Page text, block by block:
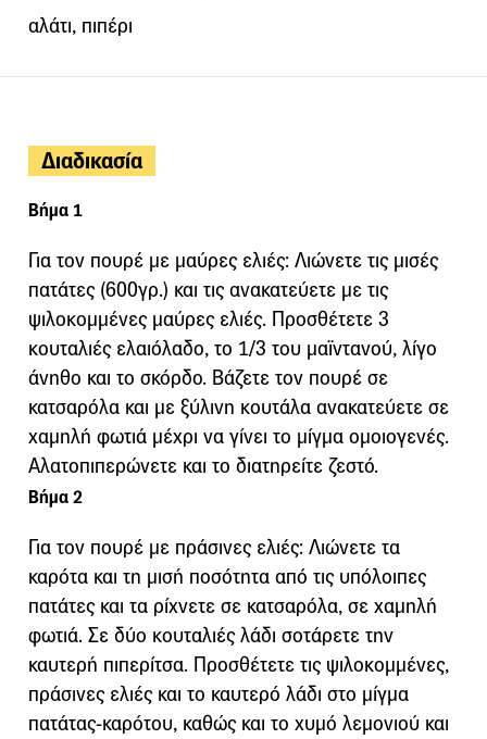
αλάτι, πιπέρι
Διαδικασία
Βήμα 1
Για τον πουρέ με μαύρες ελιές: Λιώνετε τις μισές
πατάτες (600γρ.) και τις ανακατεύετε με τις
ψιλοκομμένες μαύρες ελιές. Προσθέτετε 3
κουταλιές ελαιόλαδο, το 1/3 του μαϊντανού, λίγο
άνηθο και το σκόρδο. Βάζετε τον πουρέ σε
κατσαρόλα και με ξύλινη κουτάλα ανακατεύετε σε
χαμηλή φωτιά μέχρι να γίνει το μίγμα ομοιογενές.
Αλατοπιπερώνετε και το διατηρείτε ζεστό.
Βήμα 2
Για τον πουρέ με πράσινες ελιές: Λιώνετε τα
καρότα και τη μισή ποσότητα από τις υπόλοιπες
πατάτες και τα ρίχνετε σε κατσαρόλα, σε χαμηλή
φωτιά. Σε δύο κουταλιές λάδι σοτάρετε την
καυτερή πιπερίτσα. Προσθέτετε τις ψιλοκομμένες,
πράσινες ελιές και το καυτερό λάδι στο μίγμα
πατάτας-καρότου, καθώς και το χυμό λεμονιού και